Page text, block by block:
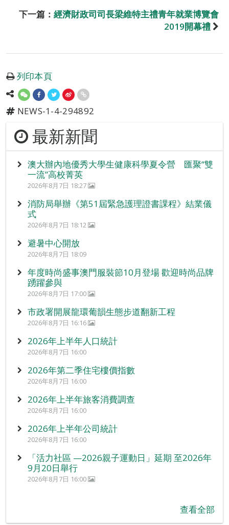
下一篇： 經濟財政司司長梁維特主禮青年就業博覽會
2019開幕禮
列印本頁
NEWS-1-4-294892
最新新聞
澳大辦內地優秀大學生健康科學夏令營 匯聚“雙
一流”高校菁英
2026年8月7日 18:27
消防局舉辦《第51屆緊急護理證書課程》結業儀
式
2026年8月7日 18:12
避暑中心開放
2026年8月7日 18:09
年度時尚盛事澳門服裝節10月登場 歡迎時尚品牌
踴躍參與
2026年8月7日 17:00
市政署開展龍環葡韻生態步道翻新工程
2026年8月7日 16:16
2026年上半年人口統計
2026年8月7日 16:00
2026年第二季住宅樓價指數
2026年8月7日 16:00
2026年上半年旅客消費調查
2026年8月7日 16:00
2026年上半年公司統計
2026年8月7日 16:00
「活力社區 —2026親子運動日」延期 至2026年
9月20日舉行
2026年8月7日 16:00
查看全部